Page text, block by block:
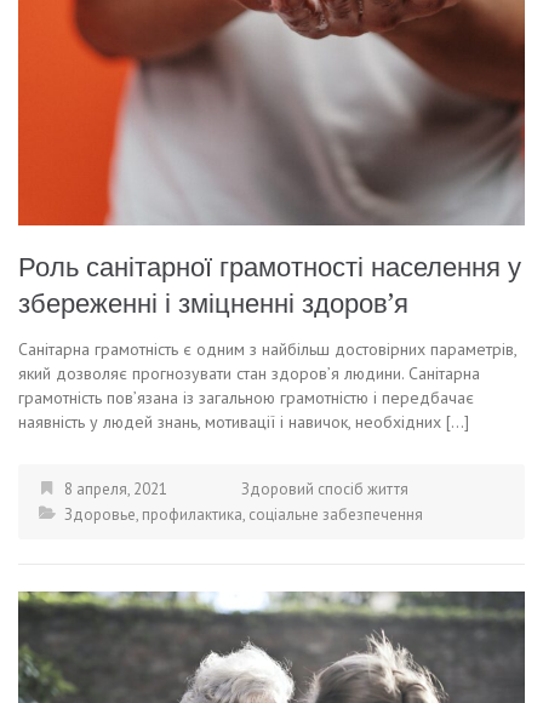
Роль санітарної грамотності населення у
збереженні і зміцненні здоров’я
Санітарна грамотність є одним з найбільш достовірних параметрів,
який дозволяє прогнозувати стан здоров’я людини. Санітарна
грамотність пов’язана із загальною грамотністю і передбачає
наявність у людей знань, мотивації і навичок, необхідних […]
8 апреля, 2021
Здоровий спосіб життя
Здоровье, профилактика, соціальне забезпечення